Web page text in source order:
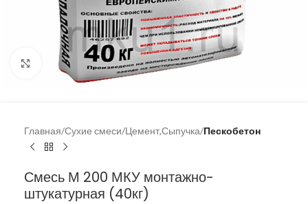
Увеличить
Главная Сухие смеси Цемент,Сыпучка Пескобетон
Смесь М 200 МКУ монтажно-
штукатурная (40кг)